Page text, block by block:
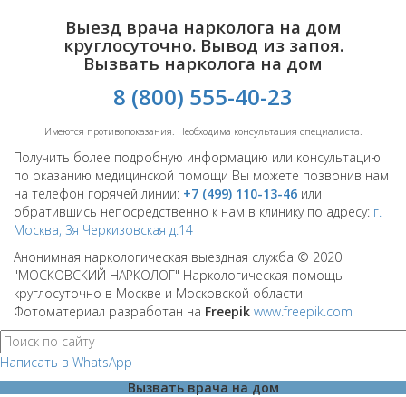
Выезд врача нарколога на дом
круглосуточно. Вывод из запоя.
Вызвать нарколога на дом
8 (800) 555-40-23
Имеются противопоказания. Необходима консультация специалиста.
Получить более подробную информацию или консультацию
по оказанию медицинской помощи Вы можете позвонив нам
на телефон горячей линии: +7 (499) 110-13-46 или
обратившись непосредственно к нам в клинику по адресу: г.
Москва, 3я Черкизовская д.14
Анонимная наркологическая выездная служба © 2020
"МОСКОВСКИЙ НАРКОЛОГ" Наркологическая помощь
круглосуточно в Москве и Московской области
Фотоматериал разработан на Freepik www.freepik.com
Написать в WhatsApp
Вызвать врача на дом